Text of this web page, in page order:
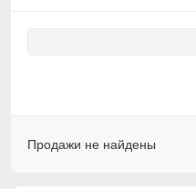
Продажи не найдены